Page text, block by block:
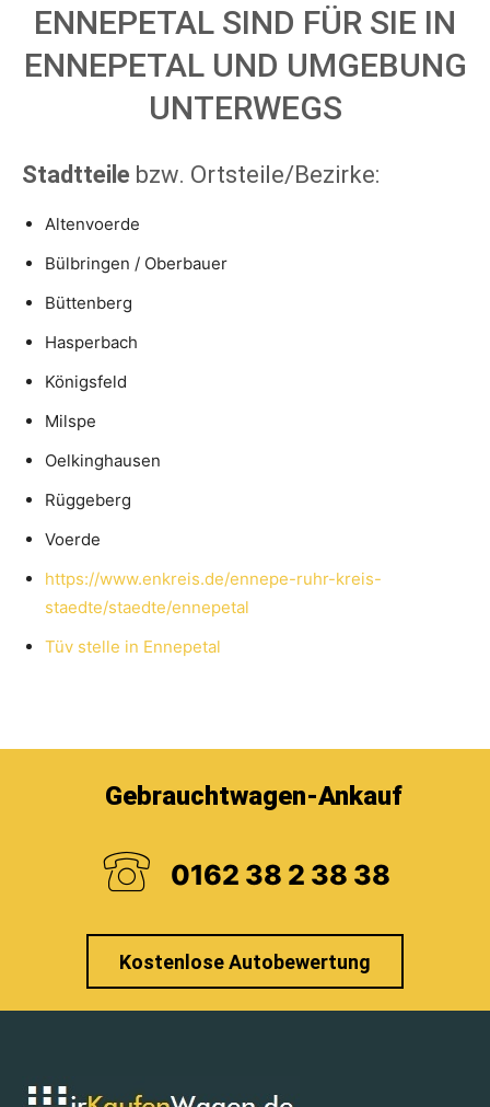
ENNEPETAL SIND FÜR SIE IN
ENNEPETAL UND UMGEBUNG
UNTERWEGS
Stadtteile bzw. Ortsteile/Bezirke:
Altenvoerde
Bülbringen / Oberbauer
Büttenberg
Hasperbach
Königsfeld
Milspe
Oelkinghausen
Rüggeberg
Voerde
https://www.enkreis.de/ennepe-ruhr-kreis-
staedte/staedte/ennepetal
Tüv stelle in Ennepetal
Gebrauchtwagen-Ankauf
0162 38 2 38 38
Kostenlose Autobewertung